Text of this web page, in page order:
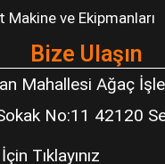
Makine ve Ekipmanları
Bize Ulaşın
Mahallesi Ağaç
No:11 42120
Tıklayınız